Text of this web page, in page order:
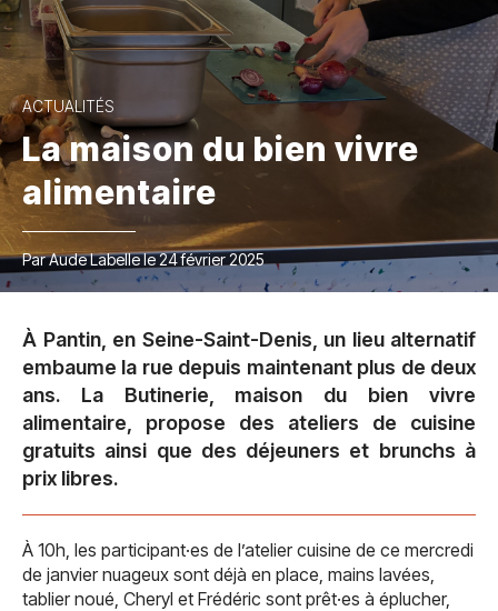
ACTUALITÉS
La maison du bien vivre
alimentaire
Par Aude Labelle le 24 février 2025
À Pantin, en Seine-Saint-Denis, un lieu alternatif
embaume la rue depuis maintenant plus de deux
ans. La Butinerie, maison du bien vivre
alimentaire, propose des ateliers de cuisine
gratuits ainsi que des déjeuners et brunchs à
prix libres.
À 10h, les participant·es de l’atelier cuisine de ce mercredi
de janvier nuageux sont déjà en place, mains lavées,
tablier noué, Cheryl et Frédéric sont prêt·es à éplucher,